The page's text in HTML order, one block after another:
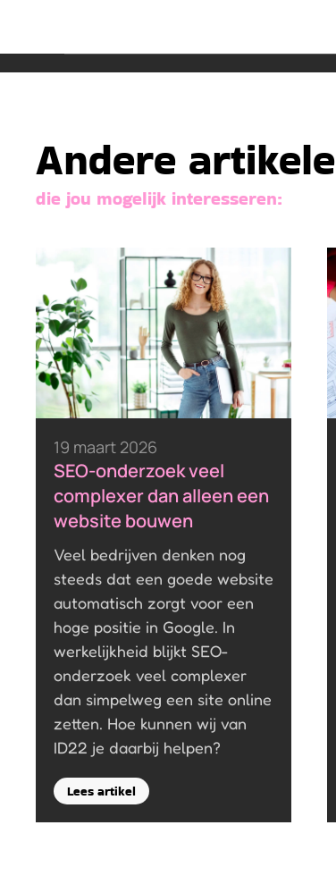
Andere
die jou mogelijk interesseren:
19 maart 2026
SEO-onderzoek veel
complexer dan alleen een
website bouwen
Veel bedrijven denken nog
steeds dat een goede website
automatisch zorgt voor een
hoge positie in Google. In
werkelijkheid blijkt SEO-
onderzoek veel complexer
dan simpelweg een site online
zetten. Hoe kunnen wij van
ID22 je daarbij helpen?
Lees artikel